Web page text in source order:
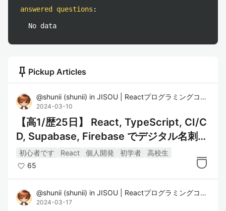
answered questions :
No data
push_pin Pickup Articles
@shunii (shunii) in JISOU | Reactプログラミングコーチング
2024-03-10
【高1/歴25日】 React, TypeScript, CI/C
D, Supabase, Firebase でデジタル名刺ア
プリを作った
初心者です React 個人開発 初学者
高校生
65
@shunii (shunii) in JISOU | Reactプログラミングコーチング
2024-03-17